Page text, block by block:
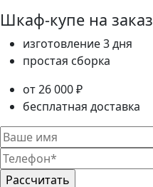
Шкаф-купе на заказ
изготовление 3 дня
простая сборка
от 26 000 ₽
бесплатная доставка